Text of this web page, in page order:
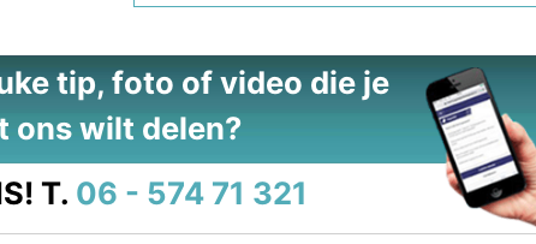
tip, foto of video die je
ons wilt delen?
T. 06 - 574 71 321